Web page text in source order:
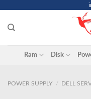
content
Ram Disk
POWER SUPPLY / DELL